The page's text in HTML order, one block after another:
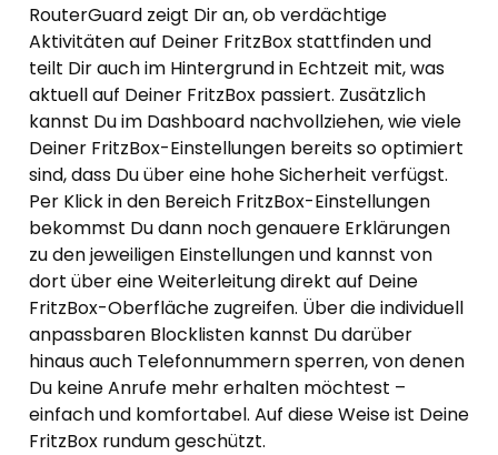
RouterGuard zeigt Dir an, ob verdächtige
Aktivitäten auf Deiner FritzBox stattfinden und
teilt Dir auch im Hintergrund in Echtzeit mit, was
aktuell auf Deiner FritzBox passiert. Zusätzlich
kannst Du im Dashboard nachvollziehen, wie viele
Deiner FritzBox-Einstellungen bereits so optimiert
sind, dass Du über eine hohe Sicherheit verfügst.
Per Klick in den Bereich FritzBox-Einstellungen
bekommst Du dann noch genauere Erklärungen
zu den jeweiligen Einstellungen und kannst von
dort über eine Weiterleitung direkt auf Deine
FritzBox-Oberfläche zugreifen. Über die individuell
anpassbaren Blocklisten kannst Du darüber
hinaus auch Telefonnummern sperren, von denen
Du keine Anrufe mehr erhalten möchtest –
einfach und komfortabel. Auf diese Weise ist Deine
FritzBox rundum geschützt.